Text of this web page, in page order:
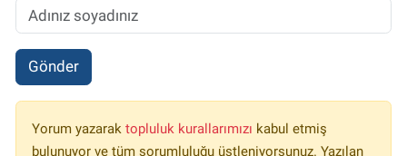
Gönder
Yorum yazarak topluluk kurallarımızı kabul etmiş
bulunuyor ve tüm sorumluluğu üstleniyorsunuz. Yazılan